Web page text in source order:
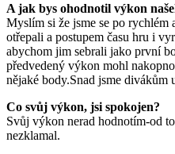
A jak bys ohodnotil výkon
Myslím si že jsme se po rychlém
otřepali a postupem času hru i
abychom jim sebrali jako první
předvedený výkon mohl
nějaké body.Snad jsme divákům
Co svůj výkon, jsi spokojen?
Svůj výkon nerad hodnotím-od
nezklamal.